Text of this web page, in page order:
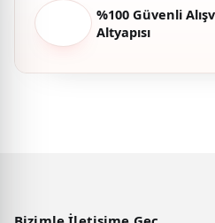
%100 Güvenli
Altyapısı